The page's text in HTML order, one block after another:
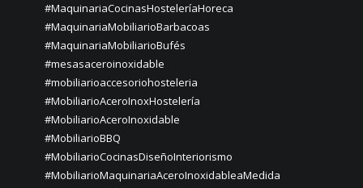
#MaquinariaCocinasHosteleríaHoreca
#MaquinariaMobiliarioBarbacoas
#MaquinariaMobiliarioBufés
#mesasaceroinoxidable
#mobiliarioaccesoriohosteleria
#MobiliarioAceroInoxHostelería
#MobiliarioAceroInoxidable
#MobiliarioBBQ
#MobiliarioCocinasDiseñoInteriorismo
#MobiliarioMaquinariaAceroInoxidableaMedida